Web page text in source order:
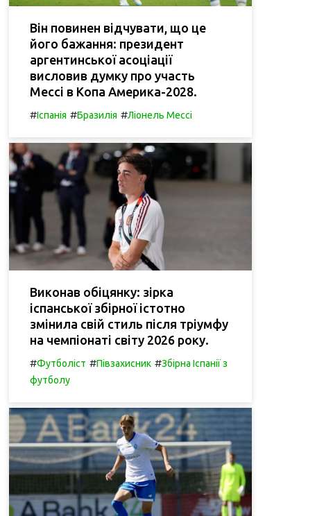
Він повинен відчувати, що це
його бажання: президент
аргентинської асоціації
висловив думку про участь
Мессі в Копа Америка-2028.
#Іспанія #Бразилія #Ліонель Мессі
Виконав обіцянку: зірка
іспанської збірної істотно
змінила свій стиль після тріумфу
на чемпіонаті світу 2026 року.
#Футболіст #Півзахисник #Збірна Іспанії з
футболу